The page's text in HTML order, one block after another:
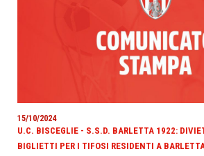
15/10/2024
U.C. BISCEGLIE - S.S.D. BARLETTA 1922:
BIGLIETTI PER I TIFOSI RESIDENTI A